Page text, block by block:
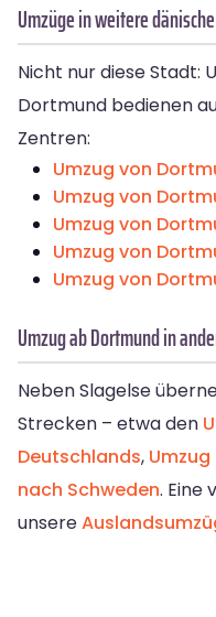
Umzüge in weitere
Nicht nur diese Stadt:
Dortmund bedienen
Zentren:
Umzug von
Umzug von
Umzug von
Umzug von
Umzug von
Umzug ab Dortmund in
Neben Slagelse
Strecken – etwa den
Deutschlands,
nach Schweden. Eine
unsere